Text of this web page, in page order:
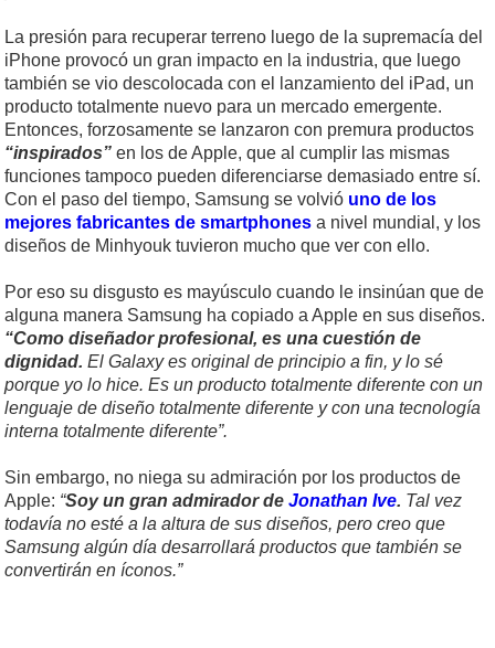
La presión para recuperar terreno luego de la supremacía del
iPhone provocó un gran impacto en la industria, que luego
también se vio descolocada con el lanzamiento del iPad, un
producto totalmente nuevo para un mercado emergente.
Entonces, forzosamente se lanzaron con premura productos
“inspirados” en los de Apple, que al cumplir las mismas
funciones tampoco pueden diferenciarse demasiado entre sí.
Con el paso del tiempo, Samsung se volvió uno de los
mejores fabricantes de smartphones a nivel mundial, y los
diseños de Minhyouk tuvieron mucho que ver con ello.
Por eso su disgusto es mayúsculo cuando le insinúan que de
alguna manera Samsung ha copiado a Apple en sus diseños.
“Como diseñador profesional, es una cuestión de
dignidad. El Galaxy es original de principio a fin, y lo sé
porque yo lo hice. Es un producto totalmente diferente con un
lenguaje de diseño totalmente diferente y con una tecnología
interna totalmente diferente”.
Sin embargo, no niega su admiración por los productos de
Apple: “Soy un gran admirador de Jonathan Ive. Tal vez
todavía no esté a la altura de sus diseños, pero creo que
Samsung algún día desarrollará productos que también se
convertirán en íconos.”